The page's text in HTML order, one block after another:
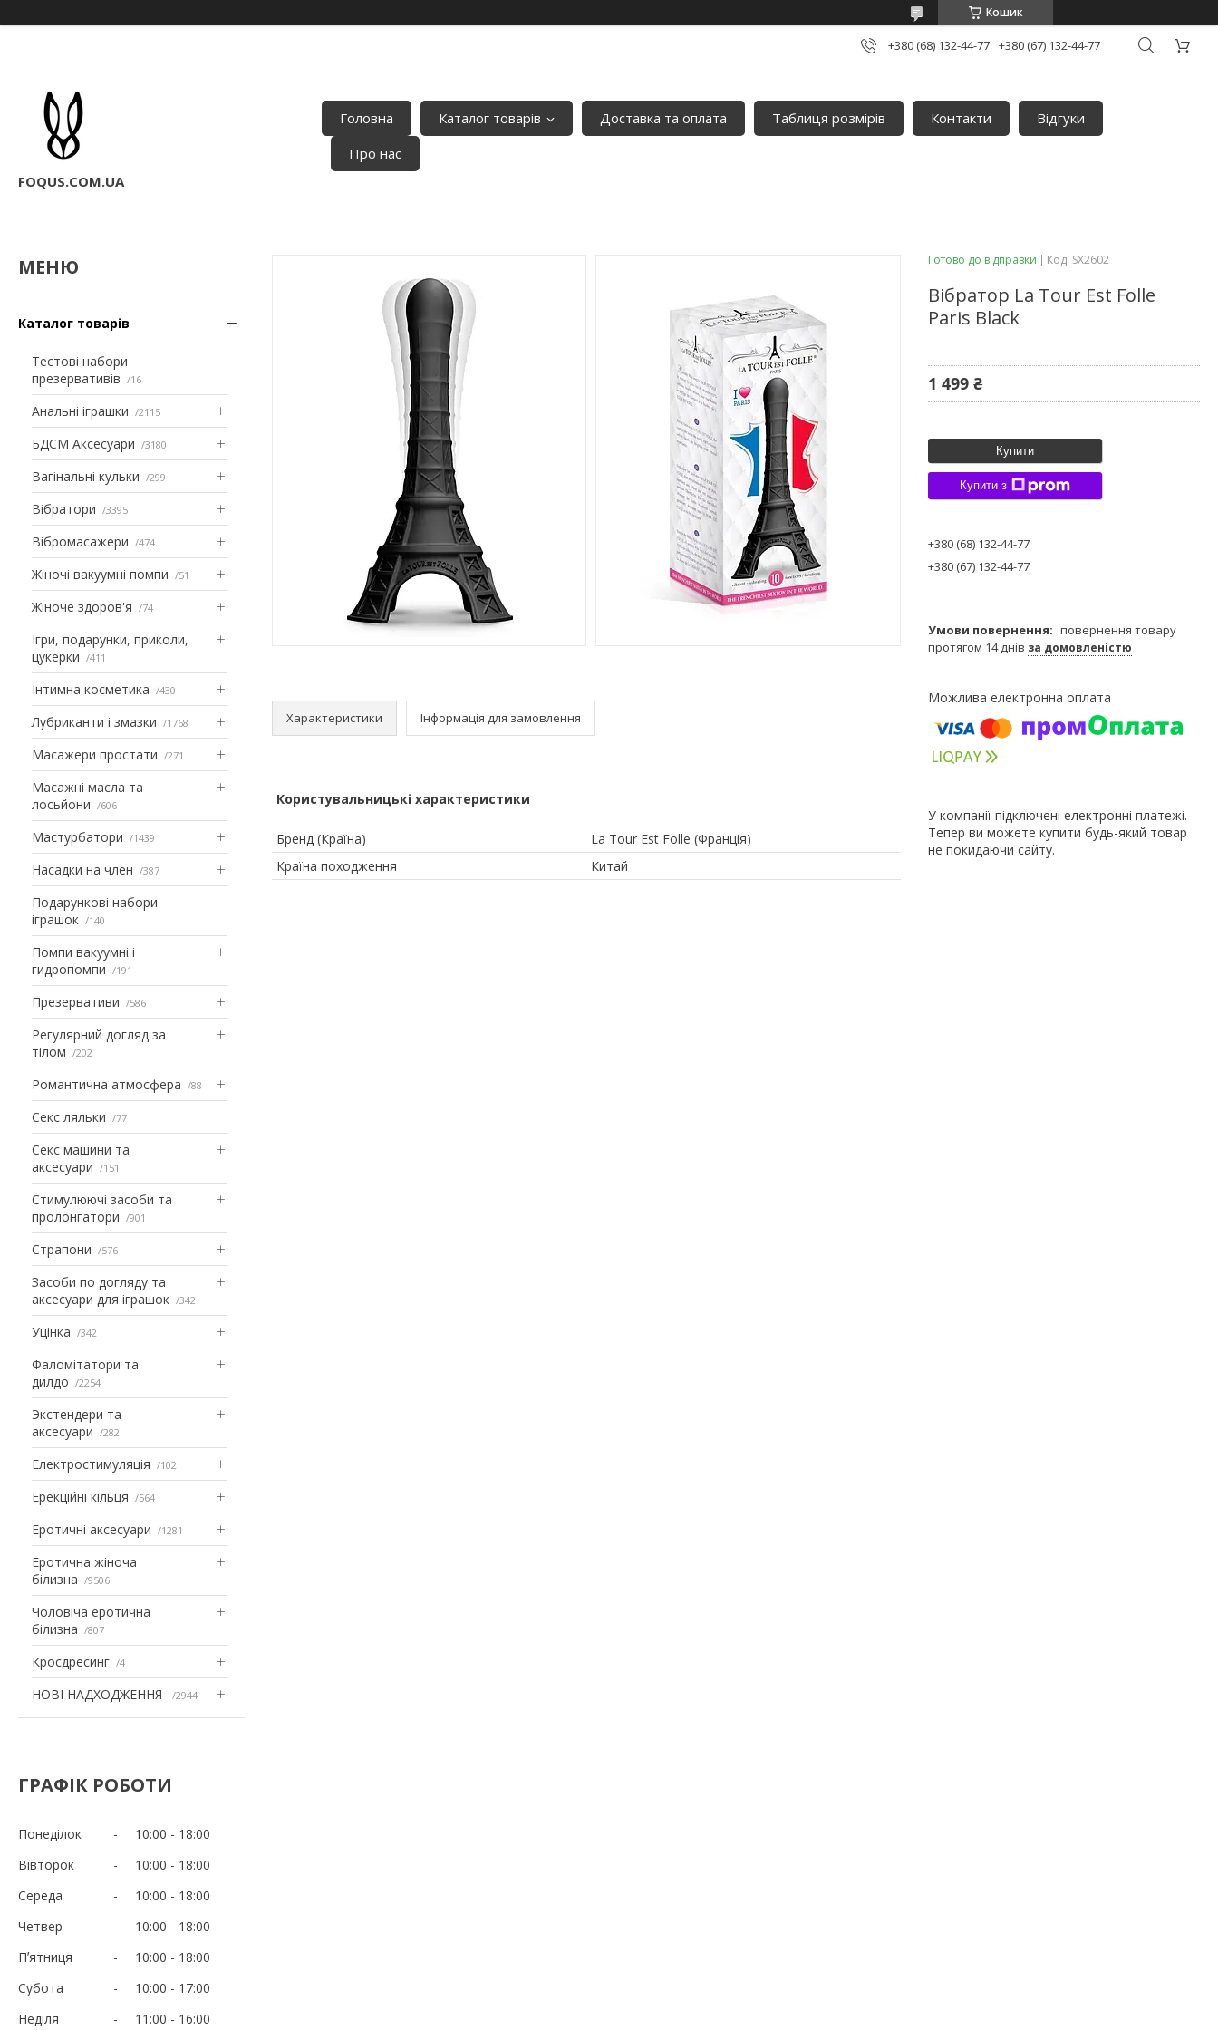
Кошик
+380 (68) 132-44-77 +380 (67) 132-44-77
FOQUS.COM.UA
Головна Каталог товарів Доставка та оплата Таблиця розмірів Контакти
Відгуки
Про нас
Каталог товарів
Тестові набори
презервативів
16
Анальні іграшки 2115
БДСМ Аксесуари 3180
Вагінальні кульки 299
Вібратори 3395
Вібромасажери 474
Жіночі вакуумні помпи 51
Жіноче здоров'я 74
Ігри, подарунки, приколи,
цукерки
411
Інтимна косметика 430
Лубриканти і змазки 1768
Масажери простати 271
Масажні масла та
лосьйони
606
Мастурбатори 1439
Насадки на член 387
Подарункові набори
іграшок
140
Помпи вакуумні і
гидропомпи
191
Презервативи 586
Регулярний догляд за
тілом
202
Романтична атмосфера 88
Секс ляльки 77
Секс машини та
аксесуари
151
Стимулюючі засоби та
пролонгатори
901
Страпони 576
Засоби по догляду та
аксесуари для іграшок
342
Уцінка 342
Фаломітатори та
дилдо
2254
Экстендери та
аксесуари
282
Електростимуляція 102
Ерекційні кільця 564
Еротичні аксесуари 1281
Еротична жіноча
білизна
9506
Чоловіча еротична
білизна
807
Кросдресинг 4
НОВІ НАДХОДЖЕННЯ 2944
ГРАФІК РОБОТИ
Понеділок 10:00
18:00
Вівторок
10:00
18:00
Середа
10:00
18:00
Четвер
10:00
18:00
Пʼятниця
10:00
18:00
Субота
10:00
17:00
Неділя
11:00 16:00
Характеристики Інформація для замовлення
Користувальницькі характеристики
Бренд (Країна)
La Tour Est Folle (Франція)
Країна походження
Китай
Готово до відправки Код: SX2602
Вібратор La Tour Est Folle
Paris Black
1 499 ₴
Купити
Купити з
+380 (68) 132-44-77
+380 (67) 132-44-77
повернення товару
протягом 14 днів за домовленістю
У компанії підключені електронні платежі.
Тепер ви можете купити будь-який товар
не покидаючи сайту.